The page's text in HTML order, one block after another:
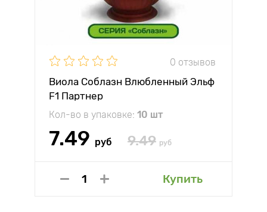
0 отзывов
Виола Соблазн Влюбленный Эльф
F1 Партнер
Кол-во в упаковке: 10 шт
7.49 руб 9.49 руб
Купить